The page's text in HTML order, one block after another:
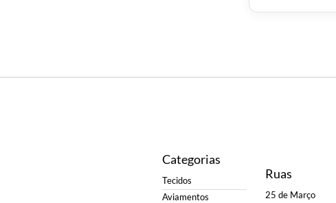
Categorias
Tecidos
Aviamentos
Ruas
25 de Março